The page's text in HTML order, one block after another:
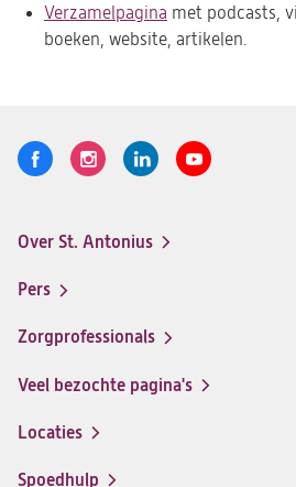
Verzamelpagina met podcasts,
boeken, website, artikelen.
Volg
Logo
een
ziekenhuis
op
Logo
een
op
Logo
een
op
Logo
menu
Over St. Antonius
Pers
Zorgprofessionals
Veel bezochte pagina's
Locaties
Spoedhulp